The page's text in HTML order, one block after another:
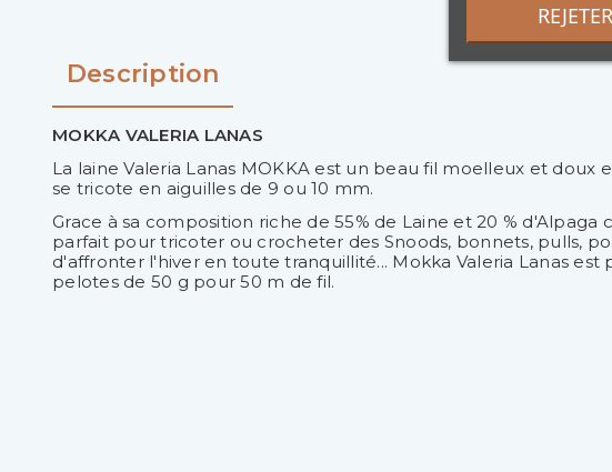
Description
MOKKA VALERIA LANAS
La laine Valeria Lanas MOKKA est un beau fil moelleux et doux
se tricote en aiguilles de 9 ou 10 mm.
Grace à sa composition riche de 55% de Laine et 20 % d'Alpaga
parfait pour tricoter ou crocheter des Snoods, bonnets, pulls,
d'affronter l'hiver en toute tranquillité... Mokka Valeria Lanas est
pelotes de 50 g pour 50 m de fil.